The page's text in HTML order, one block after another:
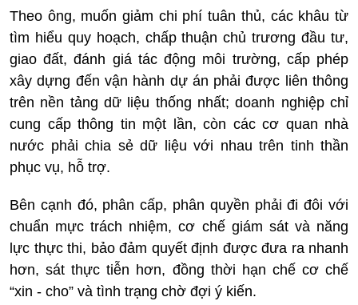
Theo ông, muốn giảm chi phí tuân thủ, các khâu từ
tìm hiểu quy hoạch, chấp thuận chủ trương đầu tư,
giao đất, đánh giá tác động môi trường, cấp phép
xây dựng đến vận hành dự án phải được liên thông
trên nền tảng dữ liệu thống nhất; doanh nghiệp chỉ
cung cấp thông tin một lần, còn các cơ quan nhà
nước phải chia sẻ dữ liệu với nhau trên tinh thần
phục vụ, hỗ trợ.
Bên cạnh đó, phân cấp, phân quyền phải đi đôi với
chuẩn mực trách nhiệm, cơ chế giám sát và năng
lực thực thi, bảo đảm quyết định được đưa ra nhanh
hơn, sát thực tiễn hơn, đồng thời hạn chế cơ chế
“xin - cho” và tình trạng chờ đợi ý kiến.